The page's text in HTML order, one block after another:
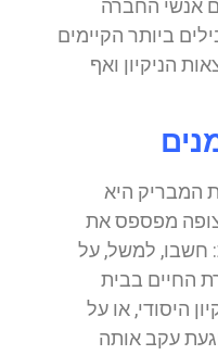
אנשי החברה
ביותר הקיימים
הניקיון ואף
המבריק היא
מפספס את
חשבו, למשל, על
החיים בבית
היסודי, או על
עקב אותה